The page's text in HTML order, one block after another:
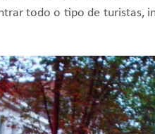
todo o tipo de turistas,